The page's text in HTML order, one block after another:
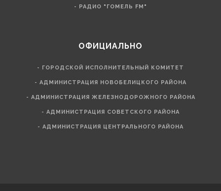
- РАДИО "ГОМЕЛЬ FM"
ОФИЦИАЛЬНО
- ГОРОДСКОЙ ИСПОЛНИТЕЛЬНЫЙ КОМИТЕТ
- АДМИНИСТРАЦИЯ НОВОБЕЛИЦКОГО РАЙОНА
- АДМИНИСТРАЦИЯ ЖЕЛЕЗНОДОРОЖНОГО РАЙОНА
- АДМИНИСТРАЦИЯ СОВЕТСКОГО РАЙОНА
- АДМИНИСТРАЦИЯ ЦЕНТРАЛЬНОГО РАЙОНА